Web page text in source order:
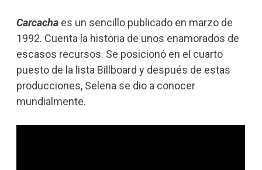
Carcachaes un sencillo publicado en marzo de
1992. Cuenta la historia de unos enamorados de
escasos recursos. Se posicionó en el cuarto
puesto de la lista Billboard y después de estas
producciones, Selena se dio a conocer
mundialmente.